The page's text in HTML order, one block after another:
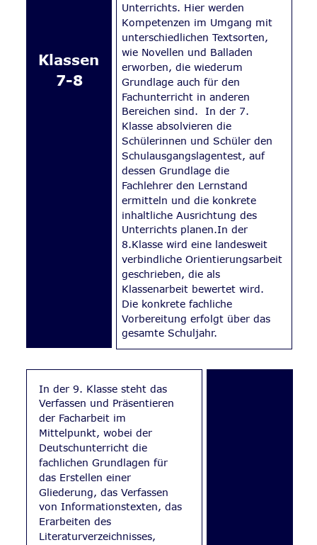
In der 9. Klasse steht das
Verfassen und Präsentieren
der Facharbeit im
Mittelpunkt, wobei der
Deutschunterricht die
fachlichen Grundlagen für
das Erstellen einer
Gliederung, das Verfassen
von Informationstexten, das
Erarbeiten des
Literaturverzeichnisses,
Klassen
7-8
Unterrichts. Hier werden
Kompetenzen im Umgang mit
unterschiedlichen Textsorten,
wie Novellen und Balladen
erworben, die wiederum
Grundlage auch für den
Fachunterricht in anderen
Bereichen sind.  In der 7.
Klasse absolvieren die
Schülerinnen und Schüler den
Schulausgangslagentest, auf
dessen Grundlage die
Fachlehrer den Lernstand
ermitteln und die konkrete
inhaltliche Ausrichtung des
Unterrichts planen.In der
8.Klasse wird eine landesweit
verbindliche Orientierungsarbeit
geschrieben, die als
Klassenarbeit bewertet wird.
Die konkrete fachliche
Vorbereitung erfolgt über das
gesamte Schuljahr.